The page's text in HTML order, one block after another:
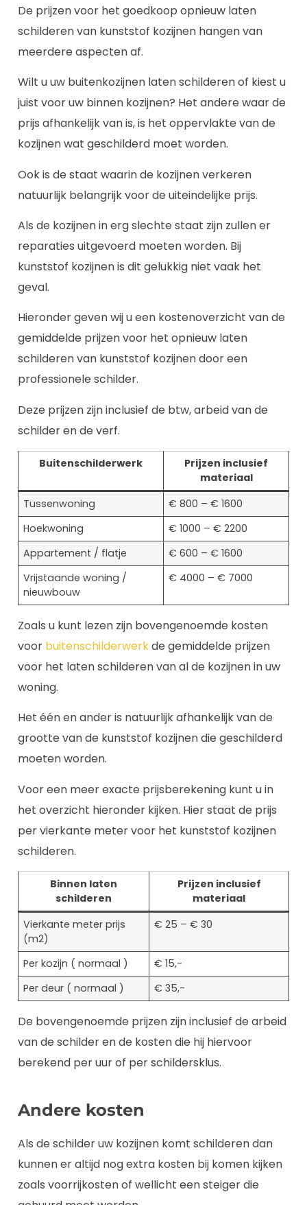
De prijzen voor het goedkoop opnieuw laten
schilderen van kunststof kozijnen hangen van
meerdere aspecten af.
Wilt u uw buitenkozijnen laten schilderen of kiest u
juist voor uw binnen kozijnen? Het andere waar de
prijs afhankelijk van is, is het oppervlakte van de
kozijnen wat geschilderd moet worden.
Ook is de staat waarin de kozijnen verkeren
natuurlijk belangrijk voor de uiteindelijke prijs.
Als de kozijnen in erg slechte staat zijn zullen er
reparaties uitgevoerd moeten worden. Bij
kunststof kozijnen is dit gelukkig niet vaak het
geval.
Hieronder geven wij u een kostenoverzicht van de
gemiddelde prijzen voor het opnieuw laten
schilderen van kunststof kozijnen door een
professionele schilder.
Deze prijzen zijn inclusief de btw, arbeid van de
schilder en de verf.
Buitenschilderwerk
Prijzen inclusief
materiaal
Tussenwoning
€ 800 – € 1600
Hoekwoning
€ 1000 – € 2200
Appartement / flatje
€ 600 – € 1600
Vrijstaande woning /
nieuwbouw
€ 4000 – € 7000
Zoals u kunt lezen zijn bovengenoemde kosten
voor buitenschilderwerkde gemiddelde prijzen
voor het laten schilderen van al de kozijnen in uw
woning.
Het één en ander is natuurlijk afhankelijk van de
grootte van de kunststof kozijnen die geschilderd
moeten worden.
Voor een meer exacte prijsberekening kunt u in
het overzicht hieronder kijken. Hier staat de prijs
per vierkante meter voor het kunststof kozijnen
schilderen.
Binnen laten
schilderen
Prijzen inclusief
materiaal
Vierkante meter prijs
(m2)
€ 25 – € 30
Per kozijn ( normaal )
€ 15,-
Per deur ( normaal )
€ 35,-
De bovengenoemde prijzen zijn inclusief de arbeid
van de schilder en de kosten die hij hiervoor
berekend per uur of per schildersklus.
Andere kosten
Als de schilder uw kozijnen komt schilderen dan
kunnen er altijd nog extra kosten bij komen kijken
zoals voorrijkosten of wellicht een steiger die